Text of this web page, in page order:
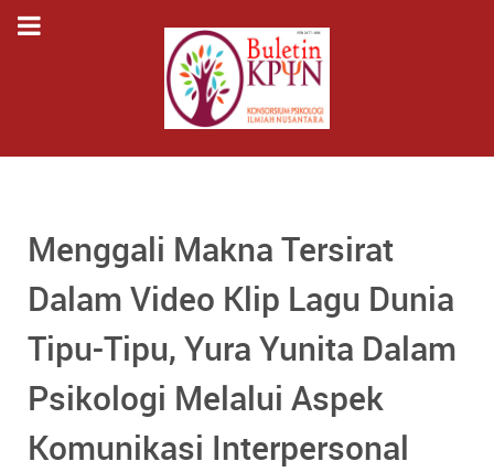
Menggali Makna Tersirat
Dalam Video Klip Lagu Dunia
Tipu-Tipu, Yura Yunita Dalam
Psikologi Melalui Aspek
Komunikasi Interpersonal